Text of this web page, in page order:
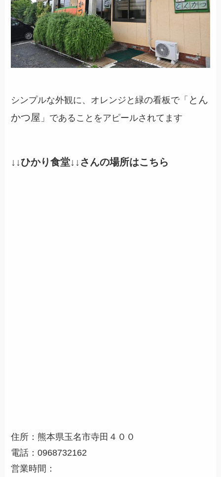
シンプルな外観に、オレンジと緑の看板で「 とん
かつ屋 」であることをアピールされてます
↓↓ひかり食堂↓↓さんの場所はこちら
住所：熊本県玉名市寺田４００
電話：0968732162
営業時間：